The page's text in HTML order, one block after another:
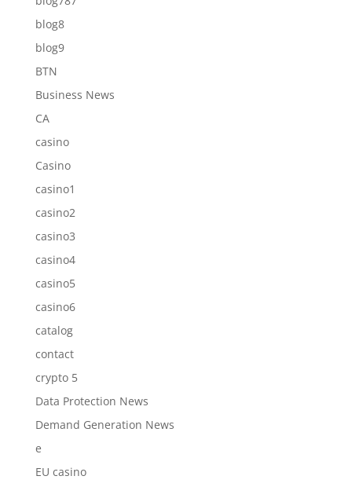
blog8
blog9
BTN
Business News
CA
casino
Casino
casino1
casino2
casino3
casino4
casino5
casino6
catalog
contact
crypto 5
Data Protection News
Demand Generation News
e
EU casino